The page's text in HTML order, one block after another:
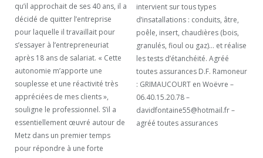
qu’il approchait de ses 40 ans, il a
décidé de quitter l’entreprise
pour laquelle il travaillait pour
s’essayer à l’entrepreneuriat
après 18 ans de salariat. « Cette
autonomie m’apporte une
souplesse et une réactivité très
appréciées de mes clients »,
souligne le professionnel. S’il a
essentiellement œuvré autour de
Metz dans un premier temps
pour répondre à une forte
intervient sur tous types
d’insatallations : conduits, âtre,
poêle, insert, chaudières (bois,
granulés, fioul ou gaz)… et réalise
les tests d’étanchéité. Agréé
toutes assurances D.F. Ramoneur
: GRIMAUCOURT en Woëvre –
06.40.15.20.78 –
davidfontaine55@hotmail.fr –
agréé toutes assurances